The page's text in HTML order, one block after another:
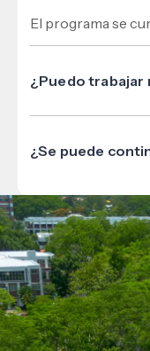
El programa se
¿Puedo
Sí. El plan está
períodos.
¿Se puede
estudios en
Administración.